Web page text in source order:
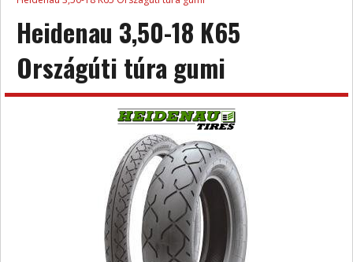
Heidenau 3,50-18 K65
Országúti túra gumi